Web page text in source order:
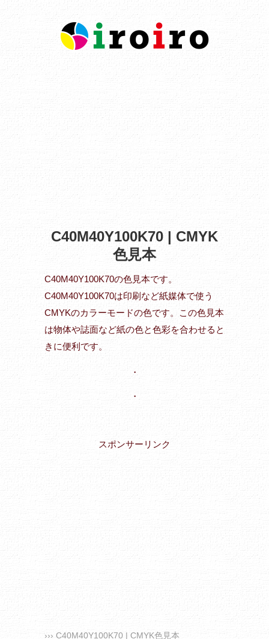
C40M40Y100K70 | CMYK
色見本
C40M40Y100K70の色見本です。
C40M40Y100K70は印刷など紙媒体で使う
CMYKのカラーモードの色です。この色見本
は物体や誌面など紙の色と色彩を合わせると
きに便利です。
・
・
スポンサーリンク
››› C40M40Y100K70 | CMYK色見本